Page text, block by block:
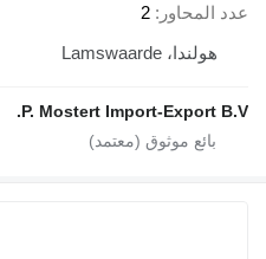
عدد المحاور
2
هولندا، Lamswaarde
P. Mostert Import-Export B.V.